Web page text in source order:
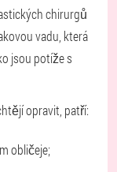
chirurgů
vadu, která
jsou potíže s
opravit, patří:
obličeje;